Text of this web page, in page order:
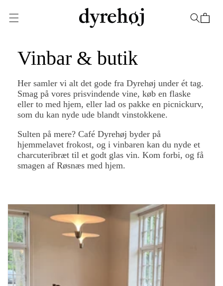
indhold
Indkøbskurv
Vinbar & butik
Her samler vi alt det gode fra Dyrehøj under ét tag.
Smag på vores prisvindende vine, køb en flaske
eller to med hjem, eller lad os pakke en picnickurv,
som du kan nyde ude blandt vinstokkene.
Sulten på mere? Café Dyrehøj byder på
hjemmelavet frokost, og i vinbaren kan du nyde et
charcuteribræt til et godt glas vin. Kom forbi, og få
smagen af Røsnæs med hjem.